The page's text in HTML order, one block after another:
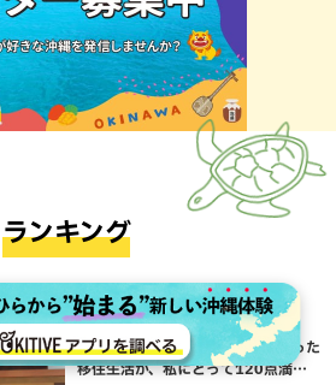
ランキング
地域,暮らし,本島南部,沖縄移住,那覇市
アナウンサーが語る”沖縄移
住”Vol.01：偶然のご縁から始まった
移住生活が、私にとって120点満点